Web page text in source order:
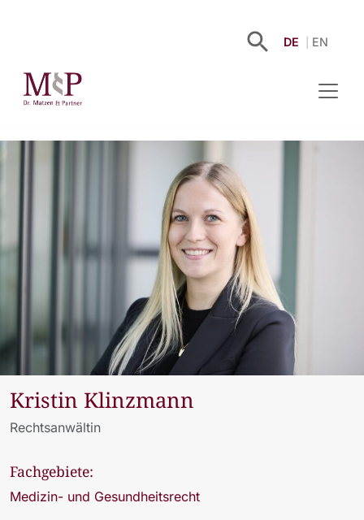
DE EN
Kristin Klinzmann
Rechtsanwältin
Fachgebiete:
Medizin- und Gesundheitsrecht